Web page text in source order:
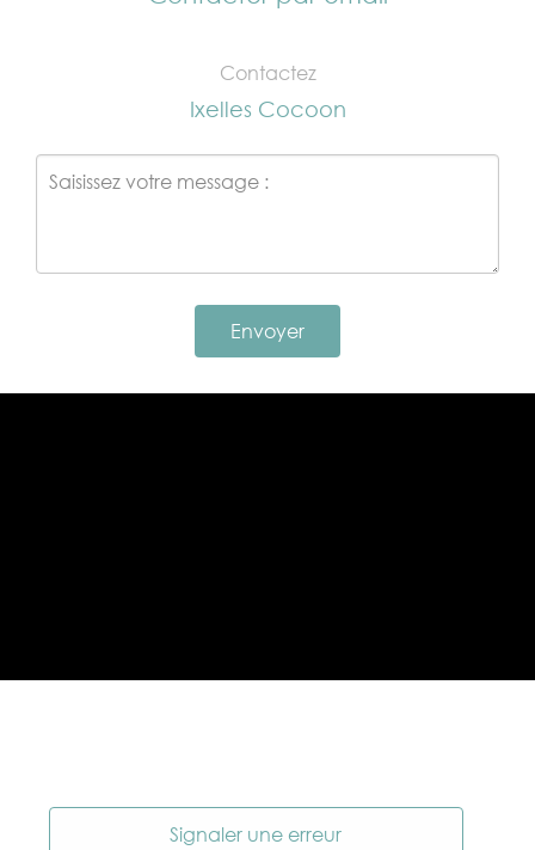
Contactez
Ixelles Cocoon
Envoyer
Signaler une erreur